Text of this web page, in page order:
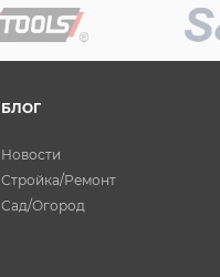
БЛОГ
Новости
Стройка/Ремонт
Сад/Огород